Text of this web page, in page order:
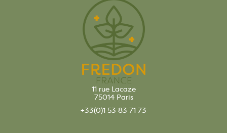
11 rue Lacaze
75014 Paris
+33(0)1 53 83 71 73